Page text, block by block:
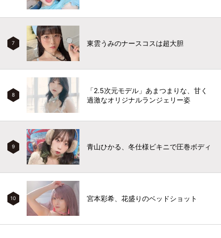
7 東雲うみのナースコスは超大胆
8
「2.5次元モデル」あまつまりな、甘く
過激なオリジナルランジェリー姿
9 青山ひかる、冬仕様ビキニで圧巻ボディ
10 宮本彩希、花盛りのベッドショット